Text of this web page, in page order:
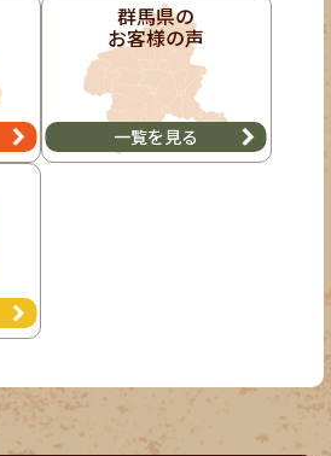
群馬県の
お客様の声
一覧を見る